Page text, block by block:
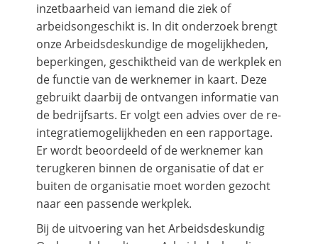
inzetbaarheid van iemand die ziek of
arbeidsongeschikt is. In dit onderzoek brengt
onze Arbeidsdeskundige de mogelijkheden,
beperkingen, geschiktheid van de werkplek en
de functie van de werknemer in kaart. Deze
gebruikt daarbij de ontvangen informatie van
de bedrijfsarts. Er volgt een advies over de re-
integratiemogelijkheden en een rapportage.
Er wordt beoordeeld of de werknemer kan
terugkeren binnen de organisatie of dat er
buiten de organisatie moet worden gezocht
naar een passende werkplek.
Bij de uitvoering van het Arbeidsdeskundig